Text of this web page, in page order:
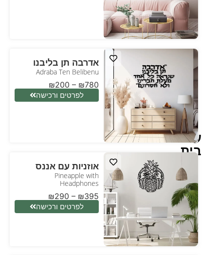
עיצוב
בית
אדרבה תן בליבנו
Adraba Ten Belibenu
₪200 – ₪780
לפרטים ורכישה
אוזניות עם אננס
Pineapple with
Headphones
₪290 – ₪395
לפרטים ורכישה